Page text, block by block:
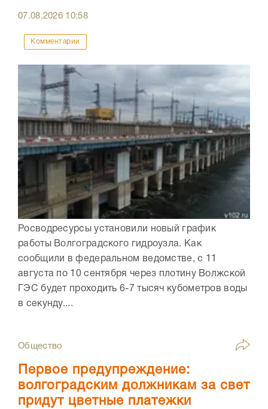
07.08.2026 10:58
Комментарии
Росводресурсы установили новый график
работы Волгоградского гидроузла. Как
сообщили в федеральном ведомстве, с 11
августа по 10 сентября через плотину Волжской
ГЭС будет проходить 6-7 тысяч кубометров воды
в секунду....
Общество
Первое предупреждение:
волгоградским должникам за свет
придут цветные платежки